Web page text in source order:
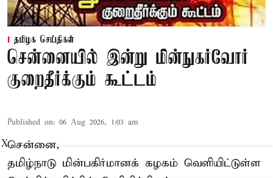
தமிழக செய்திகள்
சென்னையில் இன்று மின்நுகர்வோர்
குறைதீர்க்கும் கூட்டம்
Published on: 06 Aug 2026, 1:03 am
சென்னை,
தமிழ்நாடு மின்பகிர்மானக் கழகம் வெளியிட்டுள்ள
X